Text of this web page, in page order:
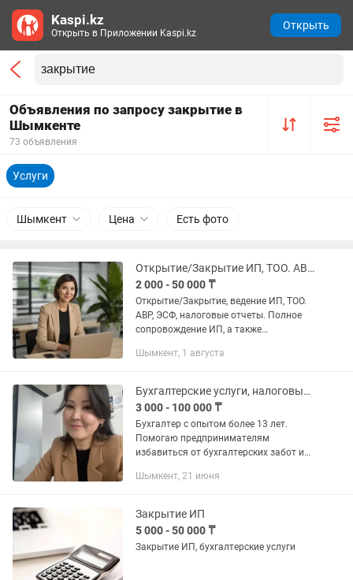
Объявления по запросу закрытие в
Шымкенте
73 объявления
Услуги
Шымкент Цена Есть фото
Открытие/Закрытие ИП, ТОО. АВР, ЭСФ, налоговые отчеты.
2 000 - 50 000 ₸
Открытие/Закрытие, ведение ИП, ТОО.
АВР, ЭСФ, налоговые отчеты. Полное
сопровождение ИП, а также
регистрация трудового договора на
Шымкент, 1 августа
Бухгалтерские услуги, налоговые отчеты, АВР, закрытие ИП, ТОО
3 000 - 100 000 ₸
Бухгалтер с опытом более 13 лет.
Помогаю предпринимателям
избавиться от бухгалтерских забот и
задач. - Прозрачное ведение
Шымкент, 21 июня
Закрытие ИП
5 000 - 50 000 ₸
Закрытие ИП, бухгалтерские услуги
Kaspi.kz
Открыть в Приложении Kaspi.kz
Открыть